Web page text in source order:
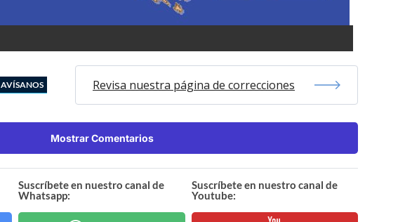
AVÍSANOS Revisa nuestra página de correcciones
Mostrar Comentarios
Suscríbete en nuestro canal de
Whatsapp:
Suscríbete en nuestro canal de
Youtube: